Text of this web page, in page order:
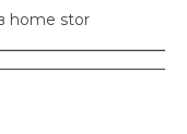
home stor